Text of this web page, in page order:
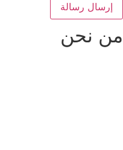
إرسال رسالة
من نحن